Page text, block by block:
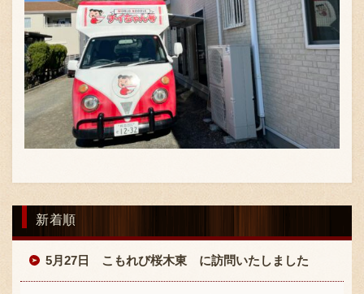
採用情報
新着順
5月27日 こもれび桜木東 に訪問いたしました